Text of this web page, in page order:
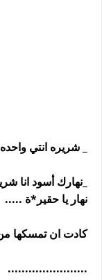
_ شريره انتي
_نهارك أسود
نهار يا حقير*ة .....
كادت ان تمسكها
.......................